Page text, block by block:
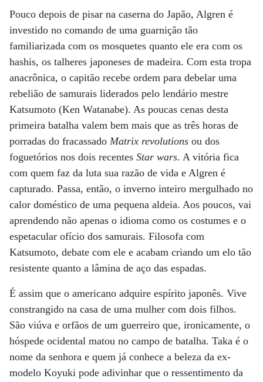
Pouco depois de pisar na caserna do Japão, Algren é
investido no comando de uma guarnição tão
familiarizada com os mosquetes quanto ele era com os
hashis, os talheres japoneses de madeira. Com esta tropa
anacrônica, o capitão recebe ordem para debelar uma
rebelião de samurais liderados pelo lendário mestre
Katsumoto (Ken Watanabe). As poucas cenas desta
primeira batalha valem bem mais que as três horas de
porradas do fracassado Matrix revolutions ou dos
foguetórios nos dois recentes Star wars. A vitória fica
com quem faz da luta sua razão de vida e Algren é
capturado. Passa, então, o inverno inteiro mergulhado no
calor doméstico de uma pequena aldeia. Aos poucos, vai
aprendendo não apenas o idioma como os costumes e o
espetacular ofício dos samurais. Filosofa com
Katsumoto, debate com ele e acabam criando um elo tão
resistente quanto a lâmina de aço das espadas.
É assim que o americano adquire espírito japonês. Vive
constrangido na casa de uma mulher com dois filhos.
São viúva e orfãos de um guerreiro que, ironicamente, o
hóspede ocidental matou no campo de batalha. Taka é o
nome da senhora e quem já conhece a beleza da ex-
modelo Koyuki pode adivinhar que o ressentimento da